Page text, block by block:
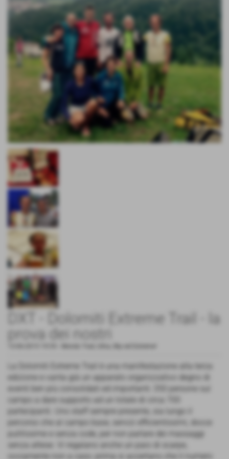
DXT - Dolomiti Extreme Trail - la
prova dei nostri
La Dolomiti Extreme Trail è una manifestazione alla terza
edizione e vanta già un apparato organizzativo degno di
eventi ben più consolidati ed importanti: 350 persone sul
campo a dare supporto ad un totale di circa 700
partecipanti. Uno staff sempre presente, sia lungo il
percorso che al campo base, servizi efficientissimi, docce
pulitissime e senza code, per non parlare dei massaggi
senza attese. Vi regalano anche un paio di scarpe,
ovviamente non a caso: prima si accertano che il numero